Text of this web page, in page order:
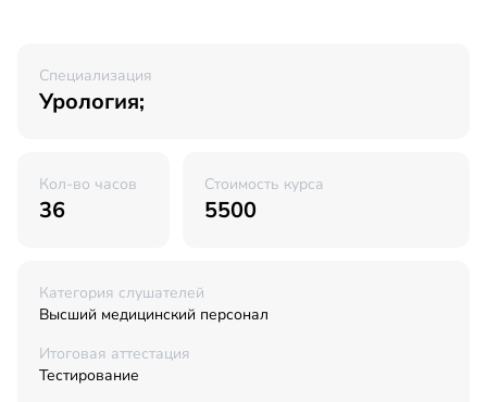
Специализация
Урология;
Кол-во часов
36
Стоимость курса
5500
Категория слушателей
Высший медицинский персонал
Итоговая аттестация
Тестирование